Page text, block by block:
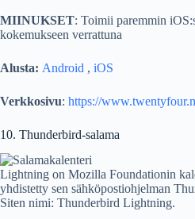
MIINUKSET: Toimii paremmin
kokemukseen verrattuna
Alusta: Android , iOS
Verkkosivu: https://
10. Thunderbird-salama
Lightning on Mozilla Foundationin
yhdistetty sen sähköpostiohjelman
Siten nimi: Thunderbird Lightning.